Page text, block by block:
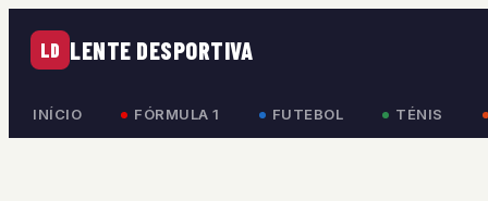
LD LENTE DESPORTIVA
INÍCIO FÓRMULA 1 FUTEBOL TÉNIS